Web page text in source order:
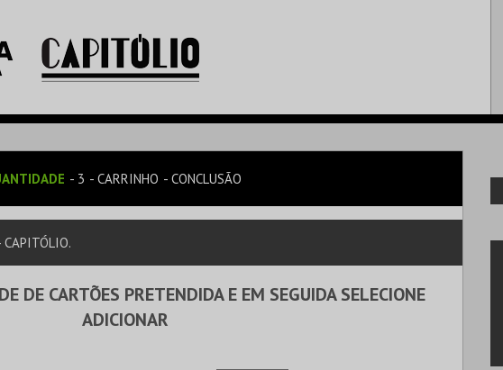
3 CARRINHO CONCLUSÃO
CAPITÓLIO.
DE CARTÕES PRETENDIDA E EM SEGUIDA SELECIONE
ADICIONAR